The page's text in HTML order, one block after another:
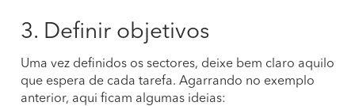
3. Definir objetivos
Uma vez definidos os sectores, deixe bem claro aquilo
que espera de cada tarefa. Agarrando no exemplo
anterior, aqui ficam algumas ideias: